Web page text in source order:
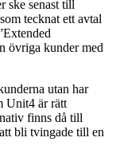
ske senast till
tecknat ett avtal
övriga kunder med
utan har
Unit4 är rätt
finns då till
bli tvingade till en